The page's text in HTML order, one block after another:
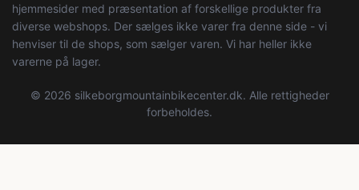
hjemmesider med præsentation af forskellige produkter fra
diverse webshops. Der sælges ikke varer fra denne side - vi
henviser til de shops, som sælger varen. Vi har heller ikke
varerne på lager.
© 2026 silkeborgmountainbikecenter.dk. Alle rettigheder
forbeholdes.